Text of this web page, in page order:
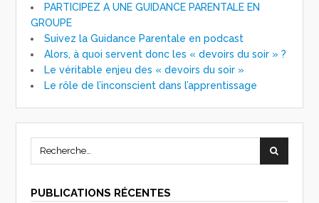
PARTICIPEZ A UNE GUIDANCE PARENTALE EN
GROUPE
Suivez la Guidance Parentale en podcast
Alors, à quoi servent donc les « devoirs du soir » ?
Le véritable enjeu des « devoirs du soir »
Le rôle de l’inconscient dans l’apprentissage
PUBLICATIONS RÉCENTES